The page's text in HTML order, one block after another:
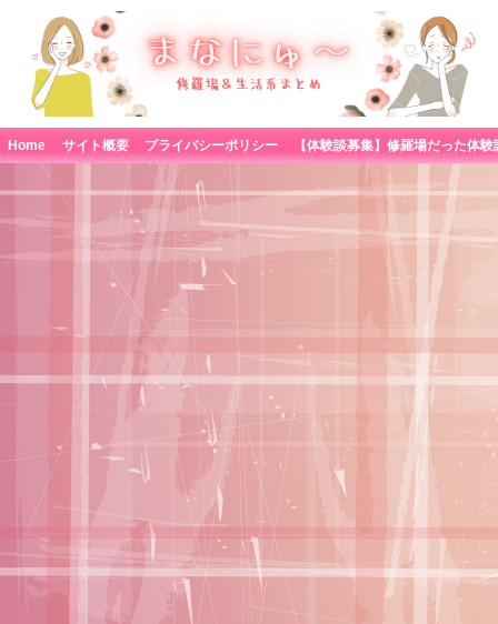
Home サイト概要 プライバシーポリシー